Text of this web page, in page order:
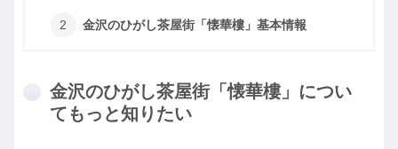
金沢のひがし茶屋街「懐華樓」基本情報
金沢のひがし茶屋街「懐華樓」につい
てもっと知りたい